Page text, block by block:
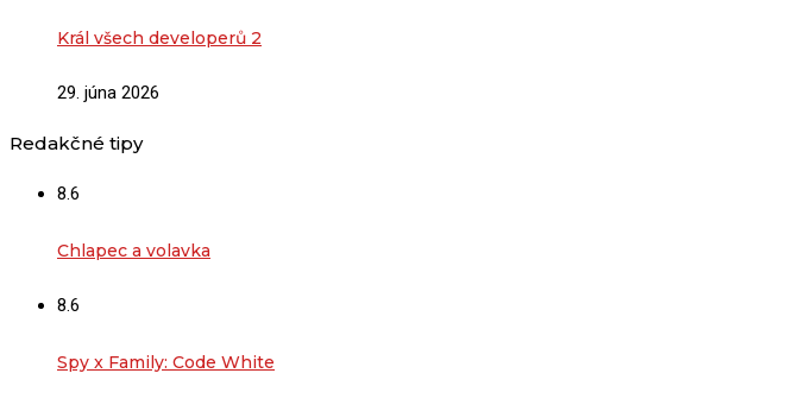
Král všech developerů 2
29. júna 2026
Redakčné tipy
8.6
Chlapec a volavka
8.6
Spy x Family: Code White